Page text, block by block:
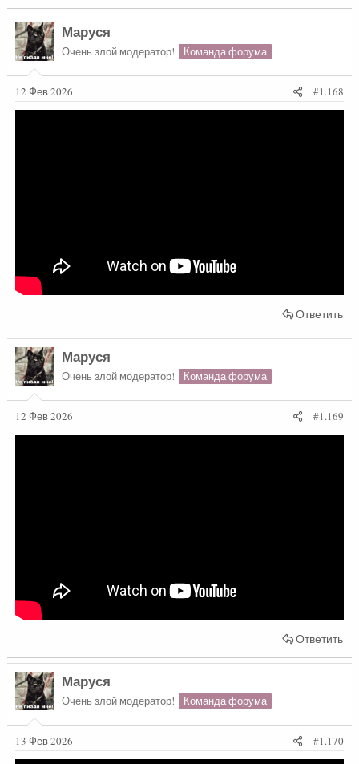
Маруся
Очень злой модератор! Команда форума
12 Фев 2026 #1.168
Ответить
Маруся
Очень злой модератор! Команда форума
12 Фев 2026 #1.169
Ответить
Маруся
Очень злой модератор! Команда форума
13 Фев 2026 #1.170